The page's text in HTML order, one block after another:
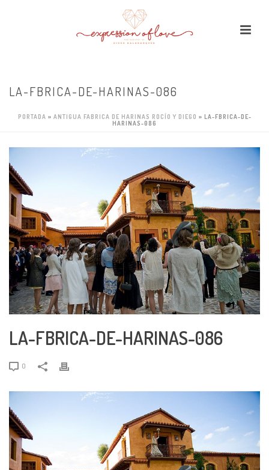
LA-FBRICA-DE-HARINAS-086
PORTADA » ANTIGUA FABRICA DE HARINAS ROCÍO Y DIEGO » LA-FBRICA-DE-
HARINAS-086
LA-FBRICA-DE-HARINAS-086
0